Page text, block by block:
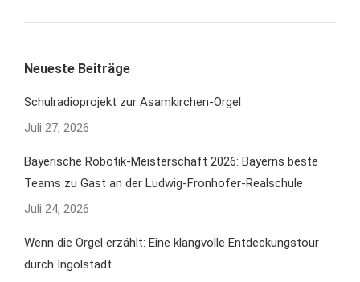
Neueste Beiträge
Schulradioprojekt zur Asamkirchen-Orgel
Juli 27, 2026
Bayerische Robotik-Meisterschaft 2026: Bayerns beste
Teams zu Gast an der Ludwig-Fronhofer-Realschule
Juli 24, 2026
Wenn die Orgel erzählt: Eine klangvolle Entdeckungstour
durch Ingolstadt